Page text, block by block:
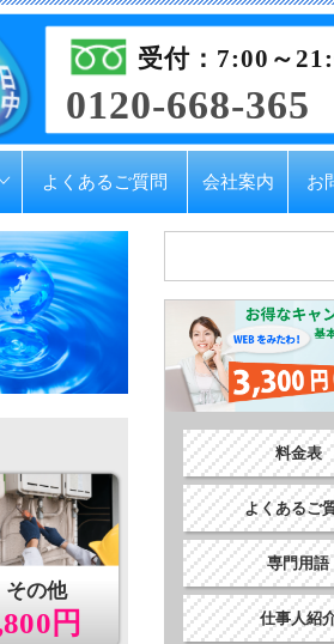
0120-668-365
受付：7:00～
よくあるご質問 会社案内 お
その他
円
料金表
よくあるご
専門用語
仕事人紹